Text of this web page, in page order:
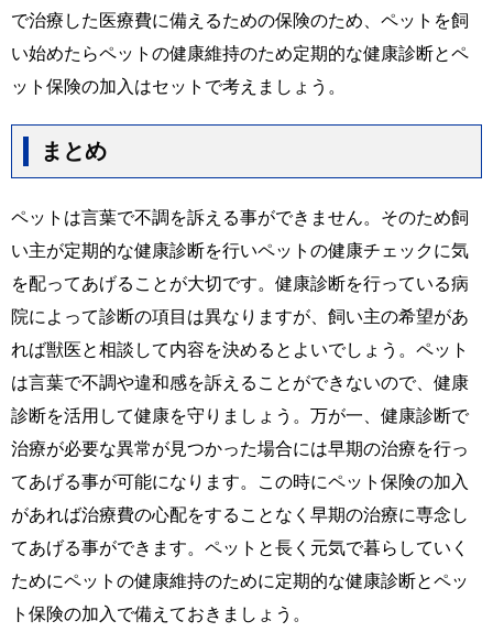
で治療した医療費に備えるための保険のため、ペットを飼
い始めたらペットの健康維持のため定期的な健康診断とペ
ット保険の加入はセットで考えましょう。
まとめ
ペットは言葉で不調を訴える事ができません。そのため飼
い主が定期的な健康診断を行いペットの健康チェックに気
を配ってあげることが大切です。健康診断を行っている病
院によって診断の項目は異なりますが、飼い主の希望があ
れば獣医と相談して内容を決めるとよいでしょう。ペット
は言葉で不調や違和感を訴えることができないので、健康
診断を活用して健康を守りましょう。万が一、健康診断で
治療が必要な異常が見つかった場合には早期の治療を行っ
てあげる事が可能になります。この時にペット保険の加入
があれば治療費の心配をすることなく早期の治療に専念し
てあげる事ができます。ペットと長く元気で暮らしていく
ためにペットの健康維持のために定期的な健康診断とペッ
ト保険の加入で備えておきましょう。